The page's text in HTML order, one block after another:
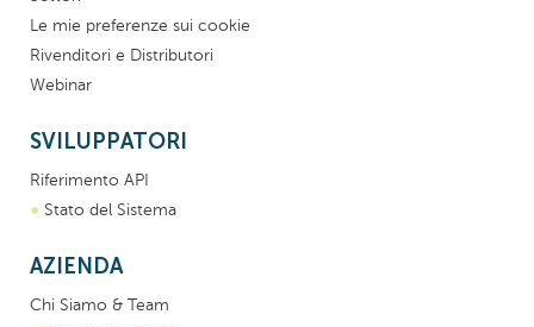
Le mie preferenze sui cookie
Rivenditori e Distributori
Webinar
SVILUPPATORI
Riferimento API
● Stato del Sistema
AZIENDA
Chi Siamo & Team